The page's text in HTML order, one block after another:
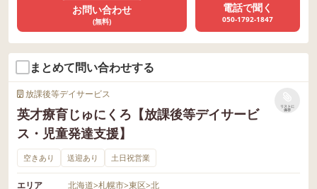
お問い合わせ
(無料)
電話で聞く
050-1792-1847
まとめて問い合わせする
放課後等デイサービス
英才療育じゅにくろ【放課後等デイサービ
ス・児童発達支援】
リストに
保存
空きあり 送迎あり 土日祝営業
エリア 北海道>札幌市>東区>北